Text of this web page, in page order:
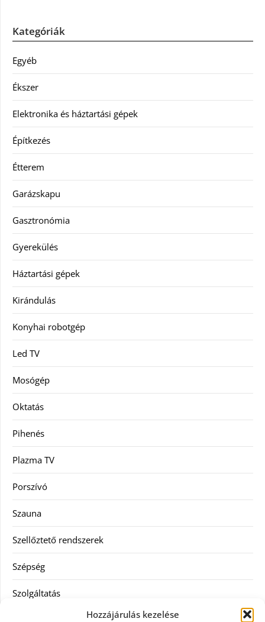
Hozzájárulás kezelése
Kategóriák
Egyéb
Ékszer
Elektronika és háztartási gépek
Építkezés
Étterem
Garázskapu
Gasztronómia
Gyerekülés
Háztartási gépek
Kirándulás
Konyhai robotgép
Led TV
Mosógép
Oktatás
Pihenés
Plazma TV
Porszívó
Szauna
Szellőztető rendszerek
Szépség
Szolgáltatás